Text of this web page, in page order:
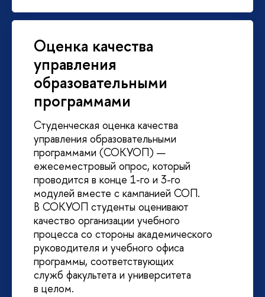
Оценка качества
управления
образовательными
программами
Студенческая оценка качества
управления образовательными
программами (СОКУОП) —
ежесеместровый опрос, который
проводится в конце 1-го и 3-го
модулей вместе с кампанией СОП.
В СОКУОП студенты оценивают
качество организации учебного
процесса со стороны академического
руководителя и учебного офиса
программы, соответствующих
служб факультета и университета
в целом.